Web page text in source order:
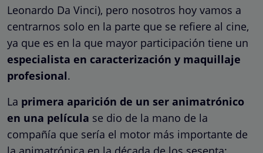
Leonardo Da Vinci), pero nosotros hoy vamos a
centrarnos solo en la parte que se refiere al cine,
ya que es en la que mayor participación tiene un
especialista en caracterización y maquillaje
profesional.
La primera aparición de un ser animatrónico
en una película se dio de la mano de la
compañía que sería el motor más importante de